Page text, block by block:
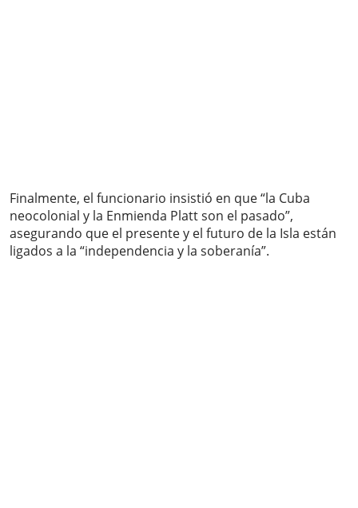
Finalmente, el funcionario insistió en que “la Cuba
neocolonial y la Enmienda Platt son el pasado”,
asegurando que el presente y el futuro de la Isla están
ligados a la “independencia y la soberanía”.